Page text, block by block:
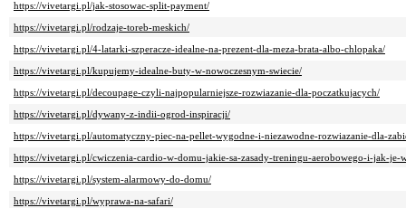
https://vivetargi.pl/jak-stosowac-split-payment/
https://vivetargi.pl/rodzaje-toreb-meskich/
https://vivetargi.pl/4-latarki-szperacze-idealne-na-prezent-dla-meza-brata-albo-chlopaka/
https://vivetargi.pl/kupujemy-idealne-buty-w-nowoczesnym-swiecie/
https://vivetargi.pl/decoupage-czyli-najpopularniejsze-rozwiazanie-dla-poczatkujacych/
https://vivetargi.pl/dywany-z-indii-ogrod-inspiracji/
https://vivetargi.pl/automatyczny-piec-na-pellet-wygodne-i-niezawodne-rozwiazanie-dla-
https://vivetargi.pl/cwiczenia-cardio-w-domu-jakie-sa-zasady-treningu-aerobowego-i-jak-
https://vivetargi.pl/system-alarmowy-do-domu/
https://vivetargi.pl/wyprawa-na-safari/